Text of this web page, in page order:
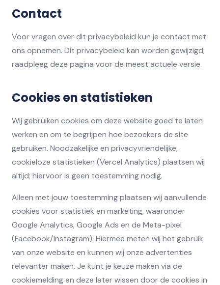
Contact
Voor vragen over dit privacybeleid kun je contact met
ons opnemen. Dit privacybeleid kan worden gewijzigd;
raadpleeg deze pagina voor de meest actuele versie.
Cookies en statistieken
Wij gebruiken cookies om deze website goed te laten
werken en om te begrijpen hoe bezoekers de site
gebruiken. Noodzakelijke en privacyvriendelijke,
cookieloze statistieken (Vercel Analytics) plaatsen wij
altijd; hiervoor is geen toestemming nodig.
Alleen met jouw toestemming plaatsen wij aanvullende
cookies voor statistiek en marketing, waaronder
Google Analytics, Google Ads en de Meta-pixel
(Facebook/Instagram). Hiermee meten wij het gebruik
van onze website en kunnen wij onze advertenties
relevanter maken. Je kunt je keuze maken via de
cookiemelding en deze later wissen door de cookies in